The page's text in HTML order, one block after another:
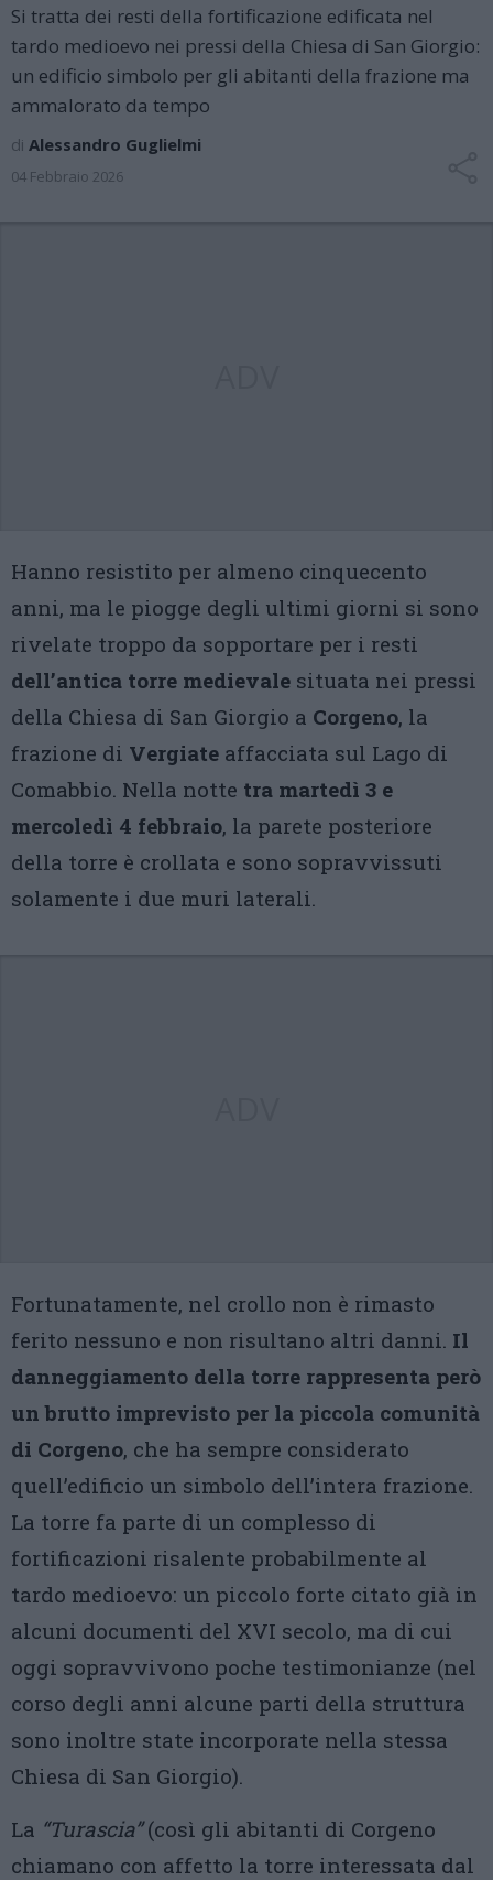
Si tratta dei resti della fortificazione edificata nel
tardo medioevo nei pressi della Chiesa di San Giorgio:
un edificio simbolo per gli abitanti della frazione ma
ammalorato da tempo
di Alessandro Guglielmi
04 Febbraio 2026
Hanno resistito per almeno cinquecento
anni, ma le piogge degli ultimi giorni si sono
rivelate troppo da sopportare per i resti
dell’antica torre medievale situata nei pressi
della Chiesa di San Giorgio a Corgeno, la
frazione di Vergiate affacciata sul Lago di
Comabbio. Nella notte tra martedì 3 e
mercoledì 4 febbraio, la parete posteriore
della torre è crollata e sono sopravvissuti
solamente i due muri laterali.
Fortunatamente, nel crollo non è rimasto
ferito nessuno e non risultano altri danni. Il
danneggiamento della torre rappresenta però
un brutto imprevisto per la piccola comunità
di Corgeno, che ha sempre considerato
quell’edificio un simbolo dell’intera frazione.
La torre fa parte di un complesso di
fortificazioni risalente probabilmente al
tardo medioevo: un piccolo forte citato già in
alcuni documenti del XVI secolo, ma di cui
oggi sopravvivono poche testimonianze (nel
corso degli anni alcune parti della struttura
sono inoltre state incorporate nella stessa
Chiesa di San Giorgio).
La “Turascia”(così gli abitanti di Corgeno
chiamano con affetto la torre interessata dal